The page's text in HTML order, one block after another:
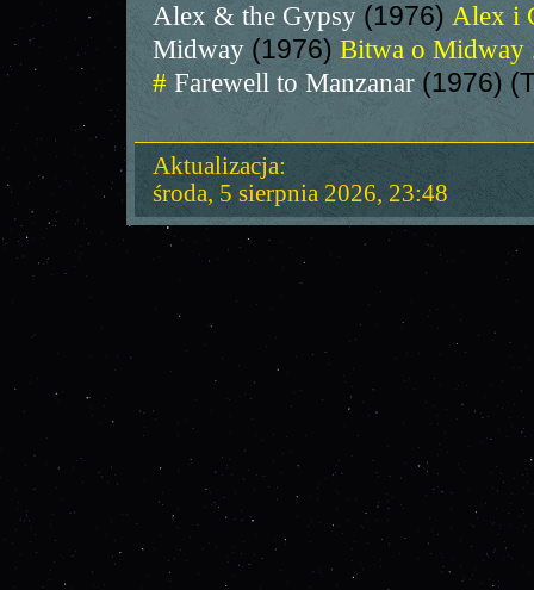
Alex & the Gypsy (1976) Alex i
Midway (1976) Bitwa o Midway
# Farewell to Manzanar (1976)
Aktualizacja:
środa, 5 sierpnia 2026, 23:48